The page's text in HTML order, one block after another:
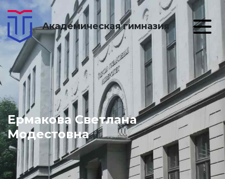
Академическая гимназия
Ермакова Светлана
Модестовна